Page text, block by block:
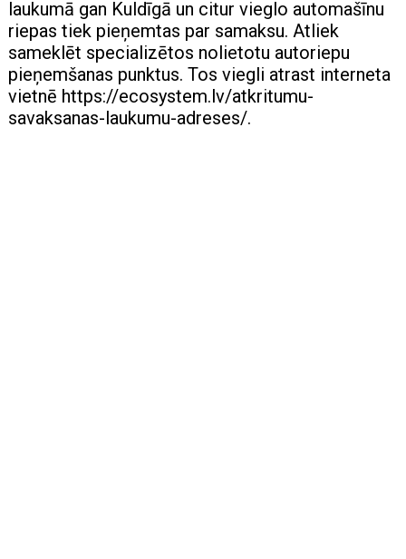
laukumā gan Kuldīgā un citur vieglo automašīnu
riepas tiek pieņemtas par samaksu. Atliek
sameklēt specializētos nolietotu autoriepu
pieņemšanas punktus. Tos viegli atrast interneta
vietnē https://ecosystem.lv/atkritumu-
savaksanas-laukumu-adreses/.